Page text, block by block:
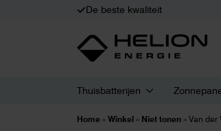
De beste kwaliteit
Thuisbatterijen
Home » Winkel » Niet tonen » Van der